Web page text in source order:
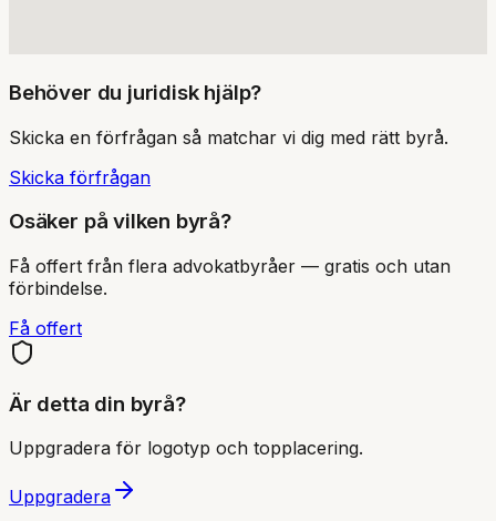
Behöver du juridisk hjälp?
Skicka en förfrågan så matchar vi dig med rätt byrå.
Skicka förfrågan
Osäker på vilken byrå?
Få offert från flera advokatbyråer — gratis och utan
förbindelse.
Få offert
Är detta din byrå?
Uppgradera för logotyp och topplacering.
Uppgradera